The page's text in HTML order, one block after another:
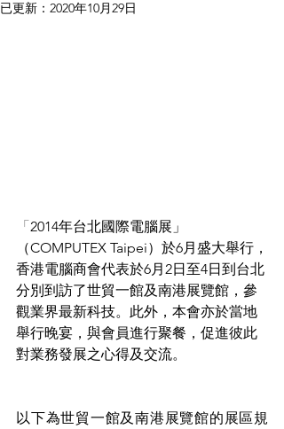
已更新： 2020年10月29日
「2014年台北國際電腦展」
（COMPUTEX Taipei）於6月盛大舉行，
香港電腦商會代表於6月2日至4日到台北
分別到訪了世貿一館及南港展覽館，參
觀業界最新科技。此外，本會亦於當地
舉行晚宴，與會員進行聚餐，促進彼此
對業務發展之心得及交流。
以下為世貿一館及南港展覽館的展區規